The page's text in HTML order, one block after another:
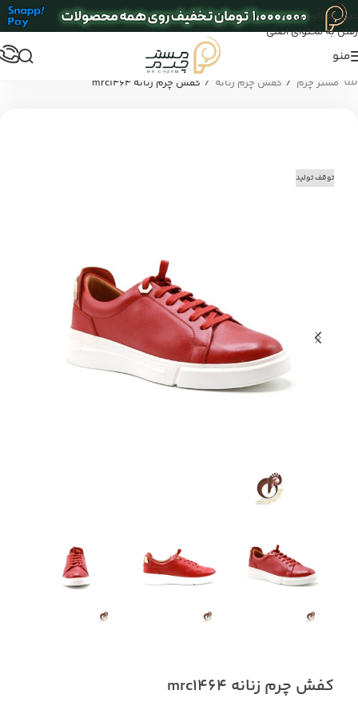
عبور به ناوبری
رفتن به محتوای اصلی
منو
مستر چرم / کفش چرم زنانه / کفش چرم زنانه mrc1464
توقف تولید
کفش چرم زنانه mrc1464